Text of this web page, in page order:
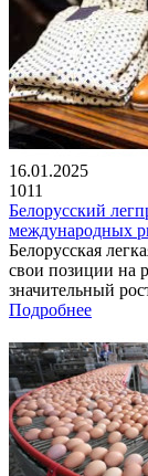
16.01.2025
1011
Белорусский
международных
Белорусская
свои позиции на
значительный
Подробнее